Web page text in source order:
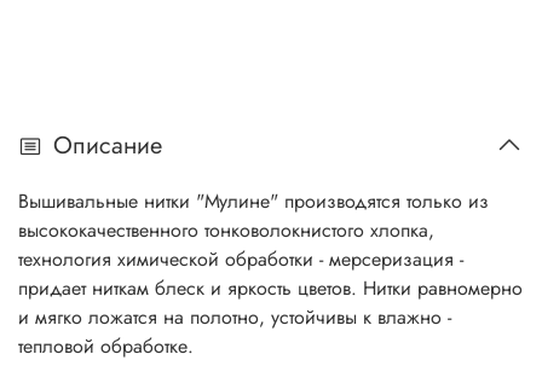
Описание
Вышивальные нитки "Мулине" производятся только из
высококачественного тонковолокнистого хлопка,
технология химической обработки - мерсеризация -
придает ниткам блеск и яркость цветов. Нитки равномерно
и мягко ложатся на полотно, устойчивы к влажно -
тепловой обработке.